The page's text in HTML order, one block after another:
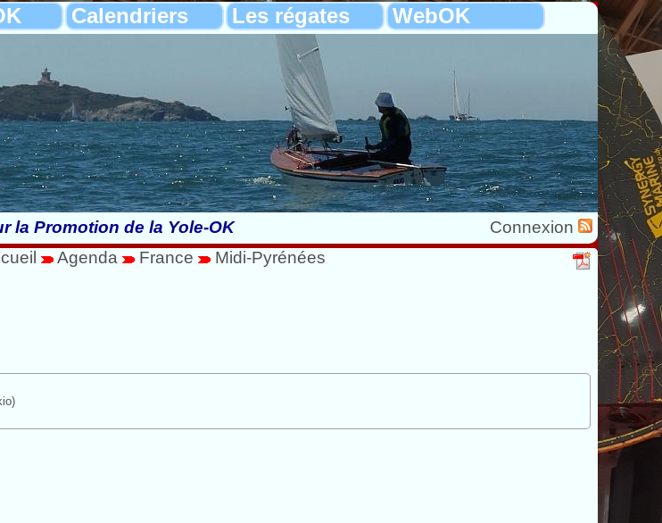
Calendriers Les régates WebOK
la Promotion de la Yole-OK
Connexion
Agenda France Midi-Pyrénées
)